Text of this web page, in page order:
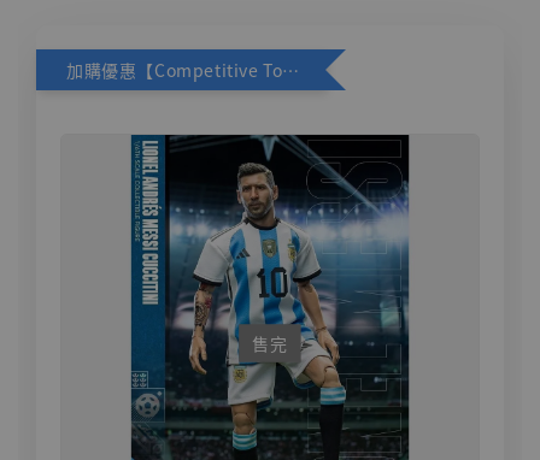
加購優惠【Competitive Toys 梅西 [CM001]】
售完